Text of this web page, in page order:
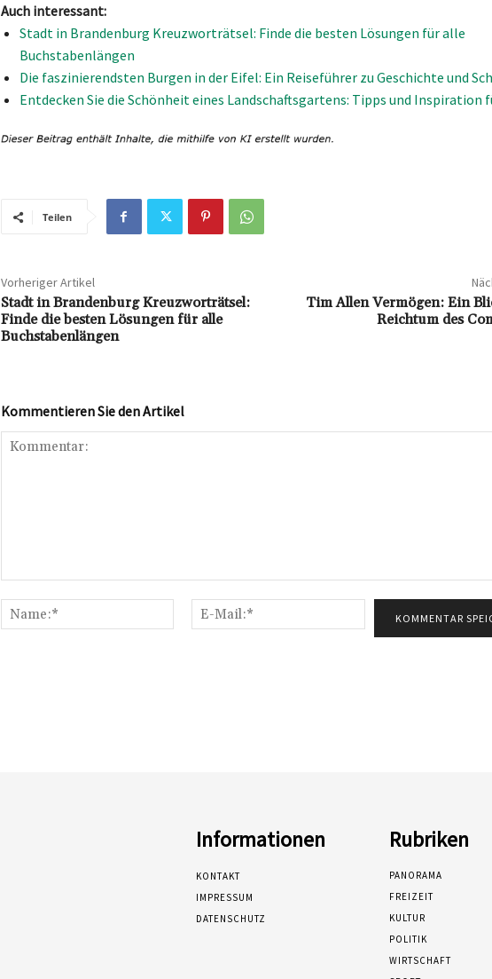
Auch interessant:
Stadt in Brandenburg Kreuzworträtsel: Finde die besten Lösungen für alle
Buchstabenlängen
Die faszinierendsten Burgen in der Eifel: Ein Reiseführer zu Geschichte und
Entdecken Sie die Schönheit eines Landschaftsgartens: Tipps und Inspiration
Teilen
Vorheriger Artikel
Stadt in Brandenburg Kreuzworträtsel:
Finde die besten Lösungen für alle
Buchstabenlängen
Tim Allen Vermögen: Ein
Reichtum des
Kommentieren Sie den Artikel
Name:*
Mail:*
Informationen
KONTAKT
IMPRESSUM
DATENSCHUTZ
Rubriken
PANORAMA
FREIZEIT
KULTUR
POLITIK
WIRTSCHAFT